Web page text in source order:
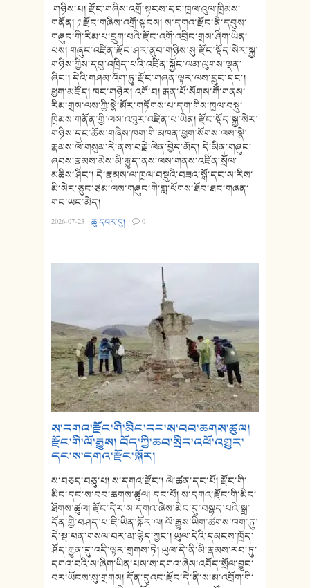
གཉིས་པ། རྫོང་གཞིས་འགྲོ་སྟངས་དང་ཁྲལ་འུལ་ཁྲིམས་
གནོན། ༡ རྫོང་གཞིས་འགྲོ་སྟངས། ས་དགའ་རྫོང་ནི་དབུས་
གཞུང་གི་རིམ་པ་དྲུག་པའི་རྫོང་འགོ་འབྲིང་གྲས་ཤིག་ཡིན་
པས། གཞུང་འཛིན་རྫོང་ཤར་ནུབ་གཉིས་སུ་རྫོང་སྡོད་སེར་སྐྱ་
གཉིས་ཀྱིས་དབུ་འཁྲིད་པའི་འཛིན་སྐྱོང་ལམ་ལུགས་ལྡན་
ཞིང་། དེའི་གཤམ་འོག་ཏུ་རྫོང་གཞན་ལྟར་ལས་དྲུང་དང་།
ཕྱག་མཛོད། ཁང་གཉེར། འགོ་བ། རྒན་པོ་སོགས་གོ་གནས་
རིམ་གྲས་ལས་ཀྱི་སྣེ་མོར་གཏོགས་པ་དག་གིས་ཁྲལ་བསྡུ་
ཁྲིམས་གནོན་གྱི་ལས་འཁུར་འཛིན་པ་ཡིན། རྫོང་སྡོད་སྐྱ་སེར་
གཉིས་དང་ཆོས་གཞིས་ཁག་གི་མཁན་ཕྱག་སོགས་ལས་སྣེ་
རྣམས་ལོ་གསུམ་རེ་ནས་བརྗེ་ལེན་བྱེད་མོད། དེ་མིན་གཞུང་
ཞབས་རྣམས་མེས་མི་རྒྱུད་ནས་ལས་གནས་འཛིན་སྲོལ་
མཆིས་ཤིང་། དེ་རྣམས་ལ་ཁྲལ་བསྡུའི་བཟའ་སྒོ་དང་ས་རིས་
མི་སེར་ཅུང་ཙམ་ལས་གཞུང་གི་གླ་ཕོགས་ཐོབ་ཐང་གཞན་
གང་ཡང་མེད།
2026-07-23 ·ཆུ་དབར་བུ། · 0
ས་དགའ་རྫོང་གི་མིང་དང་ས་བབ་ཆགས་ཚུལ།
རྫོང་གི་ལོ་རྒྱུས། བོད་ཀྱི་ཆབ་སྲིད་འཕོ་འགྱུར་
དང་ས་དགའ་རྫོང་སྐོར།
ས་བཅད་བཅུ་པ། ས་དགའ་རྫོང་། ལེ་ཚན་དང་པོ། རྫོང་གི་
མིང་དང་ས་བབ་ཆགས་ཚུལ། དང་པོ། ས་དགའ་རྫོང་གི་མིང་
ཐོགས་ཚུལ། རྫོང་དེར་ས་དགའ་ཞེས་མིང་དུ་བསྙད་པའི་སྒྲ་
དོན་གྱི་བཤད་པ་ཇི་ཡིན་སྐོར་ལ། ལོ་རྒྱུས་ཡིག་ཚགས་ཁག་ཏུ་
དེ་སྔ་ཕན་གསལ་བར་མ་རྙེད་ཀྱང་། ཡུལ་དེའི་དམངས་ཁྲོད་
ཤོད་རྒྱུན་དུ་འདི་ལྟར་གྲགས་ཏེ། ཡུལ་དེ་ནི་མི་རྣམས་རབ་ཏུ་
དགའ་བའི་ས་ཞིག་ཡིན་པས་ས་དགའ་ཞེས་འབོད་སྲོལ་བྱུང་
བར་ཡོངས་སུ་གྲགས། དོན་དུའང་རྫོང་དེ་ནི་ས་མ་འབྲོག་གི་